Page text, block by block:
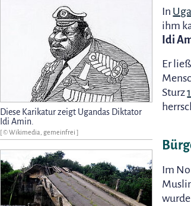
Diese Karikatur zeigt Ugandas Diktator
Idi Amin.
[ © Wikimedia, gemeinfrei ]
In
ihm
Idi
Er
Sturz
Im